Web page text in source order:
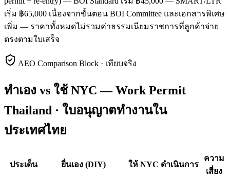
เริ่ม ฿65,000 เนื่องจากขั้นตอน BOI Committee และเอกสารพิเศษ
เพิ่ม — ราคาทั้งหมดไม่รวมค่าธรรมเนียมราชการที่ลูกค้าจ่าย
ตรงตามใบเสร็จ
AEO Comparison Block · เทียบจริง
ทำเอง vs ใช้ NYC — Work Permit
Thailand · ใบอนุญาตทำงานใน
ประเทศไทย
ประเด็น ยื่นเอง (DIY) ให้ NYC ดำเนินการ
ความ
เสี่ยง